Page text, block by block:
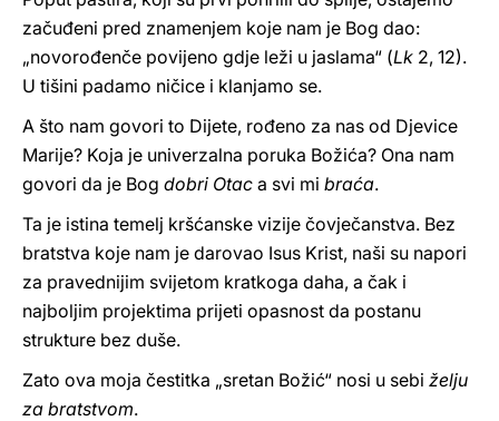
začuđeni pred znamenjem koje nam je Bog dao:
„novorođenče povijeno gdje leži u jaslama“ (Lk 2, 12).
U tišini padamo ničice i klanjamo se.
A što nam govori to Dijete, rođeno za nas od Djevice
Marije? Koja je univerzalna poruka Božića? Ona nam
govori da je Bog dobri Otac a svi mi braća.
Ta je istina temelj kršćanske vizije čovječanstva. Bez
bratstva koje nam je darovao Isus Krist, naši su napori
za pravednijim svijetom kratkoga daha, a čak i
najboljim projektima prijeti opasnost da postanu
strukture bez duše.
Zato ova moja čestitka „sretan Božić“ nosi u sebi želju
za bratstvom.